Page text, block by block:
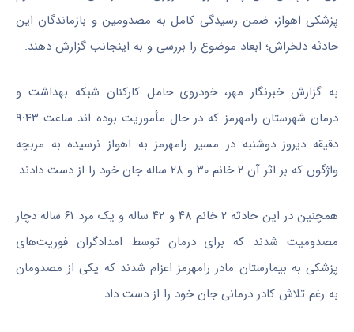
پزشکی اهواز، ضمن رسیدگی کامل به مصدومین و بازماندگان این
حادثه دلخراش؛ ابعاد موضوع را بررسی و به اینجانب گزارش دهند.
به گزارش خبرنگار مهر، خودروی حامل کارکنان شبکه بهداشت و
درمان شهرستان رامهرمز که در حال مأموریت بوده اند
ساعت ۹:۴۳
دقیقه دیروز دوشنبه در مسیر رامهرمز به اهواز نرسیده به مربچه
واژگون که بر اثر آن ۲ خانم ۳۰ و ۲۸ ساله جان خود را از دست دادند.
همچنین در این حادثه ۲ خانم ۴۸ و ۴۲ ساله و یک مرد ۶۱ ساله دچار
مصدومیت شدند که برای درمان توسط امدادگران فوریت‌های
پزشکی به بیمارستان مادر رامهرمز اعزام شدند که یکی از مصدومان
به رغم تلاش کادر درمانی جان خود را از دست داد.